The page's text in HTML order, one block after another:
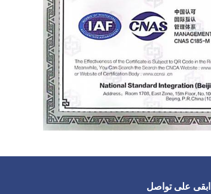
ابقى على تواصل